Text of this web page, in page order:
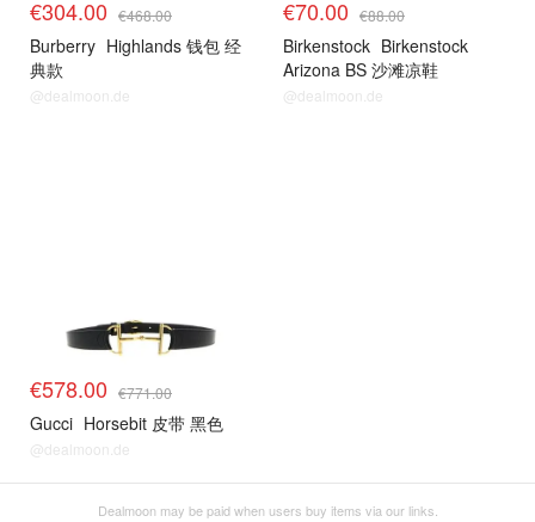
€304.00 €468.00
Burberry Highlands 钱包 经
典款
@dealmoon.de
€70.00 €88.00
Birkenstock Birkenstock
Arizona BS 沙滩凉鞋
@dealmoon.de
€578.00 €771.00
Gucci Horsebit 皮带 黑色
@dealmoon.de
Dealmoon may be paid when users buy items via our links.